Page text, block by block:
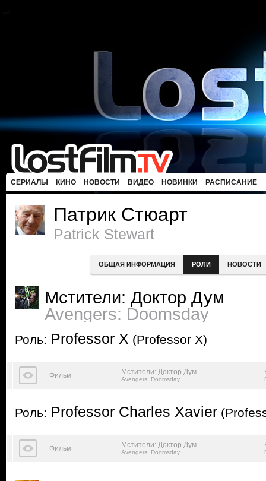
СЕРИАЛЫ КИНО НОВОСТИ ВИДЕО НОВИНКИ РАСПИСАНИЕ
Патрик Стюарт
Patrick Stewart
ОБЩАЯ ИНФОРМАЦИЯ РОЛИ НОВОСТИ
Мстители: Доктор Дум
Avengers: Doomsday
Роль: Professor X (Professor X)
Фильм Мстители: Доктор Дум
Avengers: Doomsday
Роль: Professor Charles Xavier
Фильм Мстители: Доктор Дум
Avengers: Doomsday